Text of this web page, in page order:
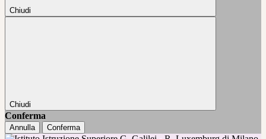
Chiudi
Chiudi
Conferma
Annulla Conferma